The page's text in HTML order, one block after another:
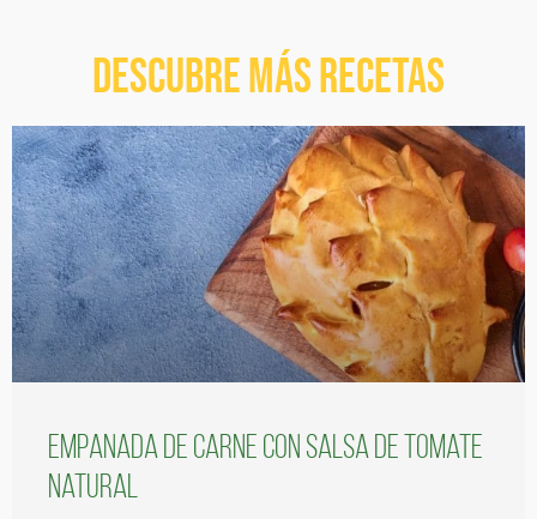
Descubre más recetas
Empanada de carne con salsa de tomate
natural